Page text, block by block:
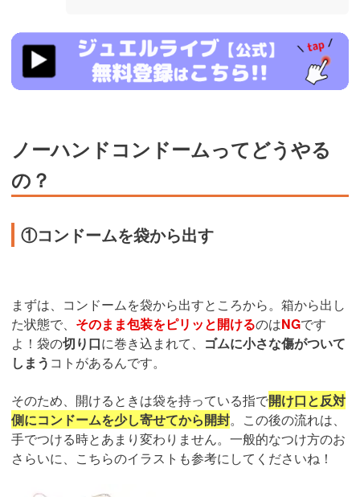
https://www.j-
live.tv/LiveChat/acs.php?
si=jwchatt&pid=MLA5661_0004&pa=lp40.php
ノーハンドコンドームってどうやる
の？
①コンドームを袋から出す
まずは、コンドームを袋から出すところから。箱から出し
た状態で、 そのまま包装をピリッと開けるのはNGです
よ！袋の切り口に巻き込まれて、 ゴムに小さな傷がついて
しまう コトがあるんです。
そのため、開けるときは袋を持っている指で開け口と反対
側にコンドームを少し寄せてから開封。この後の流れは、
手でつける時とあまり変わりません。一般的なつけ方のお
さらいに、こちらのイラストも参考にしてくださいね！